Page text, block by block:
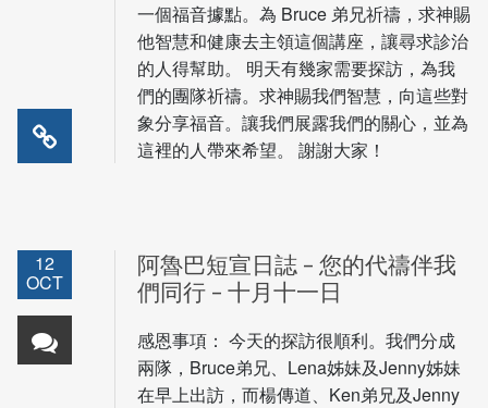
一個福音據點。為 Bruce 弟兄祈禱，求神賜
他智慧和健康去主領這個講座，讓尋求診治
的人得幫助。 明天有幾家需要探訪，為我
們的團隊祈禱。求神賜我們智慧，向這些對
象分享福音。讓我們展露我們的關心，並為
這裡的人帶來希望。 謝謝大家！
12
OCT
阿魯巴短宣日誌 – 您的代禱伴我
們同行 – 十月十一日
感恩事項： 今天的探訪很順利。我們分成
兩隊，Bruce弟兄、Lena姊妹及Jenny姊妹
在早上出訪，而楊傳道、Ken弟兄及Jenny